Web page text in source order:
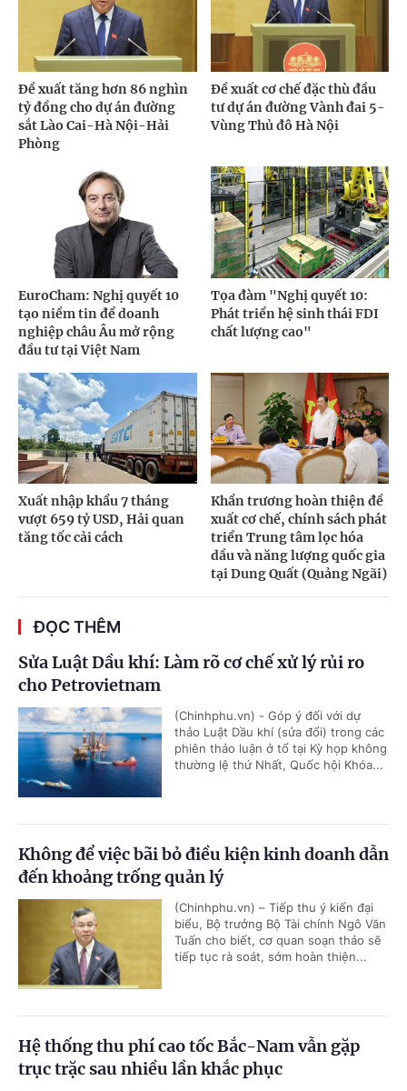
Đề xuất tăng hơn 86 nghìn
tỷ đồng cho dự án đường
sắt Lào Cai-Hà Nội-Hải
Phòng
Đề xuất cơ chế đặc thù đầu
tư dự án đường Vành đai 5-
Vùng Thủ đô Hà Nội
EuroCham: Nghị quyết 10
tạo niềm tin để doanh
nghiệp châu Âu mở rộng
đầu tư tại Việt Nam
Tọa đàm "Nghị quyết 10:
Phát triển hệ sinh thái FDI
chất lượng cao"
Xuất nhập khẩu 7 tháng
vượt 659 tỷ USD, Hải quan
tăng tốc cải cách
Khẩn trương hoàn thiện đề
xuất cơ chế, chính sách phát
triển Trung tâm lọc hóa
dầu và năng lượng quốc gia
tại Dung Quất (Quảng Ngãi)
ĐỌC THÊM
Sửa Luật Dầu khí: Làm rõ cơ chế xử lý rủi ro
cho Petrovietnam
(Chinhphu.vn) - Góp ý đối với dự
thảo Luật Dầu khí (sửa đổi) trong các
phiên thảo luận ở tổ tại Kỳ họp không
thường lệ thứ Nhất, Quốc hội Khóa...
Không để việc bãi bỏ điều kiện kinh doanh dẫn
đến khoảng trống quản lý
(Chinhphu.vn) – Tiếp thu ý kiến đại
biểu, Bộ trưởng Bộ Tài chính Ngô Văn
Tuấn cho biết, cơ quan soạn thảo sẽ
tiếp tục rà soát, sớm hoàn thiện...
Hệ thống thu phí cao tốc Bắc-Nam vẫn gặp
trục trặc sau nhiều lần khắc phục